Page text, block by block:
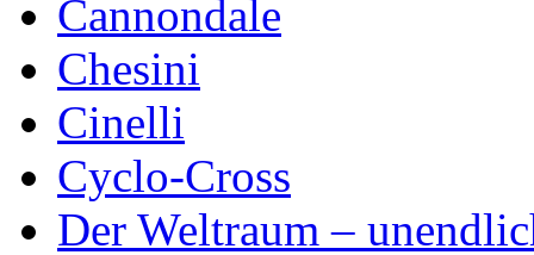
Cannondale
Chesini
Cinelli
Cyclo-Cross
Der Weltraum –